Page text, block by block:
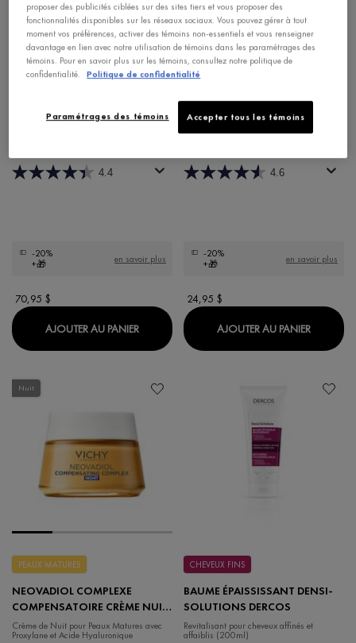
B3 SÉRUM
4.4
-20%
+🎁
en savoir plus
70,95 $
AJOUTER AU PANIER LIFTACTIV PIGMENT SPECIALIST B3 SÉRUM
DERCOS
DERMO-APAISANT
4.6
-20%
+🎁
en savoir plus
24,95 $
AJOUTER AU PANIER
Nuit
PEAUX MATURES
NEOVADIOL COMPLEXE
COMPENSATOIRE CRÈME NUIT
REDENSIFIANTE REVITALISANTE
Crème de Nuit pour Peaux Matures avec
Proxylane et Acide Hyaluronique
CHEVEUX FINS
BAUME ÉPAISSISSANT DENSI-
SOLUTIONS DERCOS
Revitalisant pour cheveux affinés et
affaiblis (200ml)
proposer des publicités ciblées sur des sites tiers et vous proposer des
fonctionnalités disponibles sur les réseaux sociaux. Vous pouvez gérer à tout
moment vos préférences, activer des témoins non-essentiels et vous renseigner
davantage en lien avec notre utilisation de témoins dans les paramétrages des
témoins. Pour en savoir plus sur les témoins, consultez notre politique de
confidentialité.
Politique de confidentialité
Accepter tous les témoins
Paramétrages des témoins